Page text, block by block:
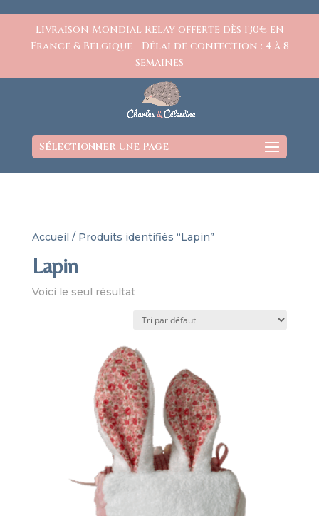
Livraison Mondial Relay offerte dès 130€ en
France & Belgique - Délai de confection : 4 à 8
semaines
Sélectionner Une Page
Accueil / Produits identifiés “Lapin”
Lapin
Voici le seul résultat